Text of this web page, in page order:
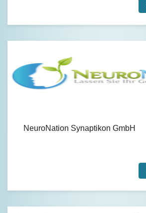
NeuroNation Synaptikon GmbH